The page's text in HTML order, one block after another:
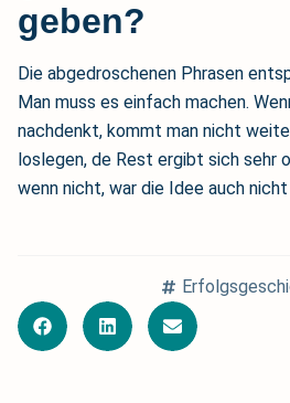
geben?
Die abgedroschenen Phrasen
Man muss es einfach machen.
nachdenkt, kommt man nicht
loslegen, de Rest ergibt sich sehr
wenn nicht, war die Idee auch